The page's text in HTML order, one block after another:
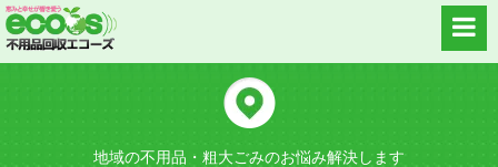
地域の不用品・粗大ごみのお悩み解決します